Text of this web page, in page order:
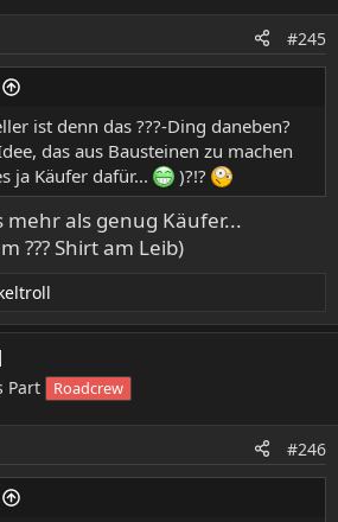
sie den Kopf verbessert haben,
haste da was eingebaut hat sich
was gelöst und etwas
Anleitung auch ausfallen dürfen.
#245
ist denn das ???-Ding daneben?
das aus Bausteinen zu machen
ja Käufer dafür...
)?!?
mehr als genug Käufer...
??? Shirt am Leib)
Part Roadcrew
#246